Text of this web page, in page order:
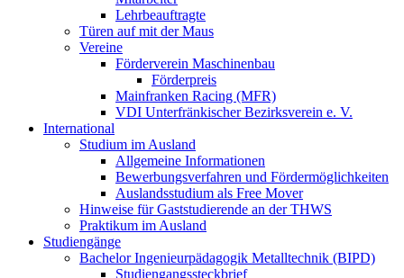
Lehrbeauftragte
Türen auf mit der Maus
Vereine
Förderverein Maschinenbau
Förderpreis
Mainfranken Racing (MFR)
VDI Unterfränkischer Bezirksverein e. V.
International
Studium im Ausland
Allgemeine Informationen
Bewerbungsverfahren und Fördermöglichkeiten
Auslandsstudium als Free Mover
Hinweise für Gaststudierende an der THWS
Praktikum im Ausland
Studiengänge
Bachelor Ingenieurpädagogik Metalltechnik (BIPD)
Studiengangssteckbrief